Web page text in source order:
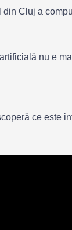
Cluj a
nu e
ce este